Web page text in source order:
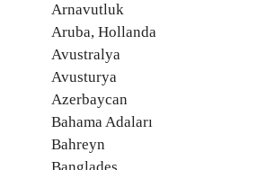
Arnavutluk
Aruba, Hollanda
Avustralya
Avusturya
Azerbaycan
Bahama Adaları
Bahreyn